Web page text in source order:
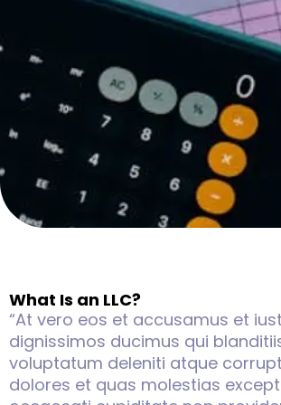
What Is an LLC?
“At vero eos et accusamus et
dignissimos ducimus qui
voluptatum deleniti atque
dolores et quas molestias